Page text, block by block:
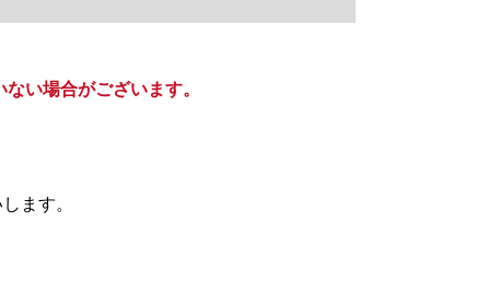
い場合がございます。
ます。